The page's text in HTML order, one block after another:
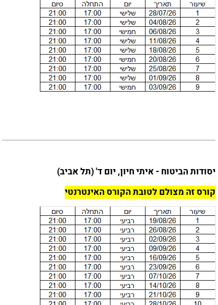
יסודות הביטוח - איתי חיון, יום ד' (תל אביב)
קורס זה מצולם לטובת הקורס האינטרנטי